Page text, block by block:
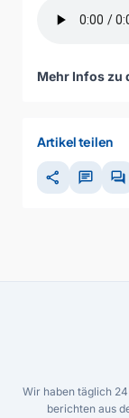
Mehr Infos zu
Artikel teilen
share chat forum
Wir haben täglich
berichten aus